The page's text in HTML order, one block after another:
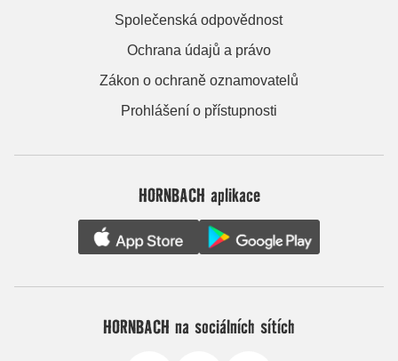
Společenská odpovědnost
Ochrana údajů a právo
Zákon o ochraně oznamovatelů
Prohlášení o přístupnosti
HORNBACH aplikace
HORNBACH na sociálních sítích